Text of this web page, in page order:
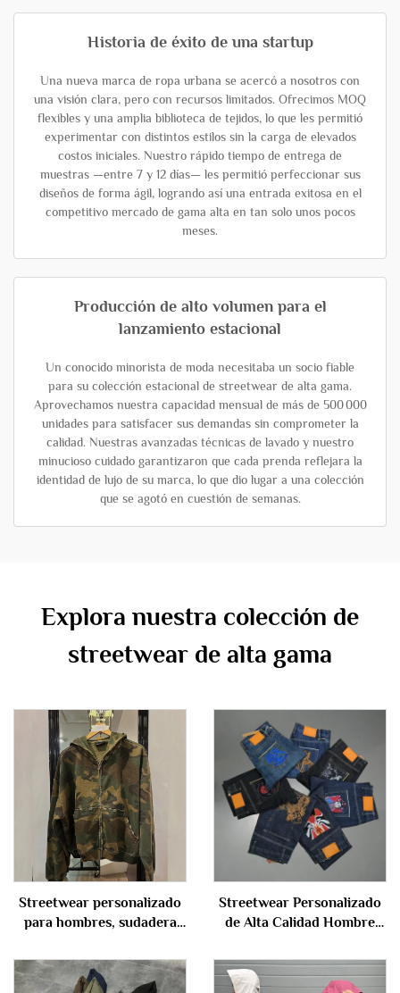
Historia de éxito de una startup
Una nueva marca de ropa urbana se acercó a nosotros con
una visión clara, pero con recursos limitados. Ofrecimos MOQ
flexibles y una amplia biblioteca de tejidos, lo que les permitió
experimentar con distintos estilos sin la carga de elevados
costos iniciales. Nuestro rápido tiempo de entrega de
muestras —entre 7 y 12 días— les permitió perfeccionar sus
diseños de forma ágil, logrando así una entrada exitosa en el
competitivo mercado de gama alta en tan solo unos pocos
meses.
Producción de alto volumen para el
lanzamiento estacional
Un conocido minorista de moda necesitaba un socio fiable
para su colección estacional de streetwear de alta gama.
Aprovechamos nuestra capacidad mensual de más de 500 000
unidades para satisfacer sus demandas sin comprometer la
calidad. Nuestras avanzadas técnicas de lavado y nuestro
minucioso cuidado garantizaron que cada prenda reflejara la
identidad de lujo de su marca, lo que dio lugar a una colección
que se agotó en cuestión de semanas.
Explora nuestra colección de
streetwear de alta gama
Streetwear personalizado
para hombres, sudadera
algodón, con efecto
desgastado, camuflaje
Streetwear Personalizado
de Alta Calidad Hombre
Bolsa Holgada Talla Grande
Hombres Pantalones